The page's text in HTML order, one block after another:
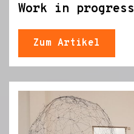
Work in progress
Zum Artikel